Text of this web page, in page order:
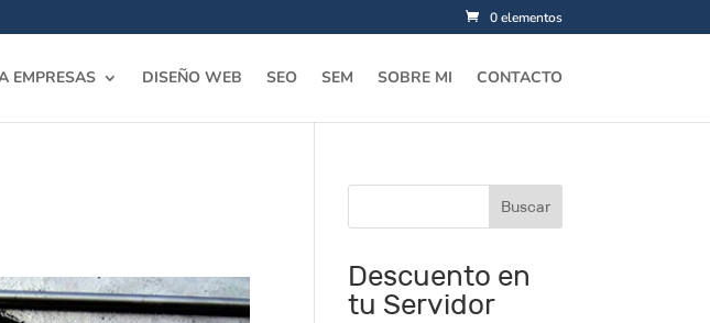
0 elementos
EMPRESAS DISEÑO WEB SEO SEM SOBRE MI CONTACTO
Descuento en
tu Servidor